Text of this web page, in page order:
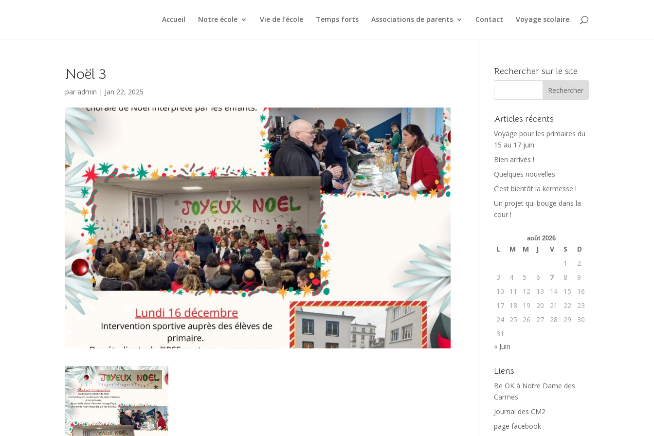
Accueil Notre école Vie de l’école Temps forts Associations de parents Contact Voyage scolaire
Noël 3
par admin | Jan 22, 2025
Rechercher sur le site
Articles récents
Voyage pour les primaires du
15 au 17 juin
Bien arrivés !
Quelques nouvelles
C’est bientôt la kermesse !
Un projet qui bouge dans la
cour !
août 2026
L M M J V S
D
1
2
3
4 5 6 7 8
9
10
11 12 13 14 15
16
17
18 19 20 21 22
23
24
25 26 27 28 29
30
31
« Juin
Liens
Be OK à Notre Dame des
Carmes
Journal des CM2
page facebook